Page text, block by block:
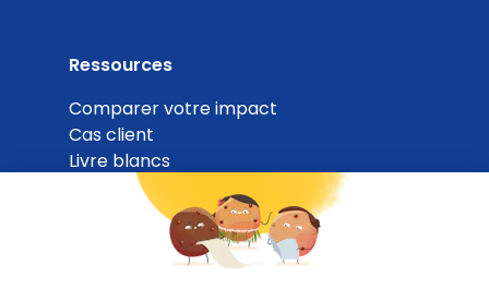
Ressources
Comparer votre impact
Cas client
Livre blancs
ESG Navigator
ESG Budget Checker